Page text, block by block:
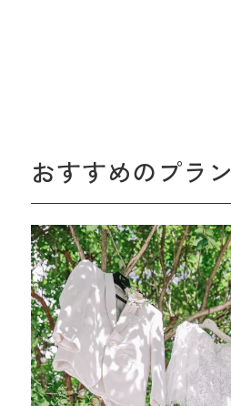
おすすめのプラン